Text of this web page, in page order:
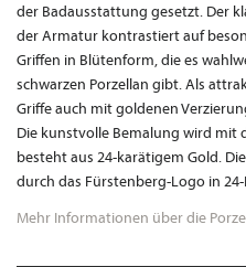
der Badausstattung gesetzt. Der
der Armatur kontrastiert auf
Griffen in Blütenform, die es
schwarzen Porzellan gibt. Als
Griffe auch mit goldenen
Die kunstvolle Bemalung wird mit
besteht aus 24-karätigem Gold.
durch das Fürstenberg-Logo in
Mehr Informationen über die